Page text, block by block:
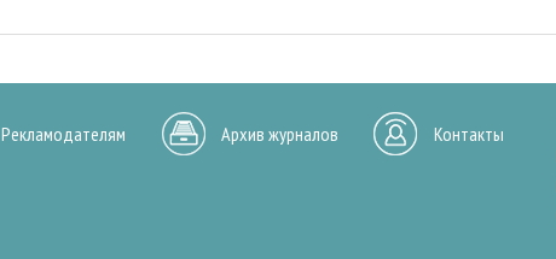
Рекламодателям Архив журналов Контакты